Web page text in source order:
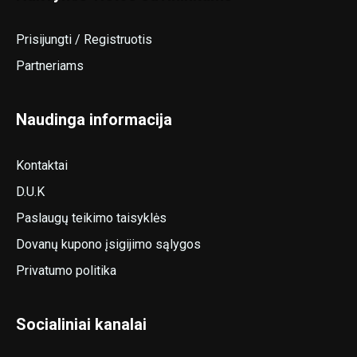
Prisijungti / Registruotis
Partneriams
Naudinga informacija
Kontaktai
D.U.K
Paslaugų teikimo taisyklės
Dovanų kupono įsigijimo sąlygos
Privatumo politika
Socialiniai kanalai